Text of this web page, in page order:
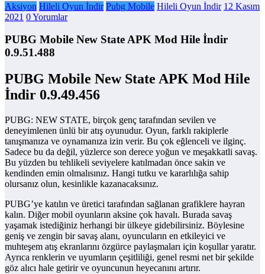
Aksiyon Hileli Oyun İndir Pubg Mobile Hileli Oyun İndir 12 Kasım
2021 0 Yorumlar
PUBG Mobile New State APK Mod Hile İndir
0.9.51.488
PUBG Mobile New State APK Mod Hile
İndir 0.9.49.456
PUBG: NEW STATE, birçok genç tarafından sevilen ve
deneyimlenen ünlü bir atış oyunudur. Oyun, farklı rakiplerle
tanışmanıza ve oynamanıza izin verir. Bu çok eğlenceli ve ilginç.
Sadece bu da değil, yüzlerce son derece yoğun ve meşakkatli savaş.
Bu yüzden bu tehlikeli seviyelere katılmadan önce sakin ve
kendinden emin olmalısınız. Hangi tutku ve kararlılığa sahip
olursanız olun, kesinlikle kazanacaksınız.
PUBG’ye katılın ve üretici tarafından sağlanan grafiklere hayran
kalın. Diğer mobil oyunların aksine çok havalı. Burada savaş
yaşamak istediğiniz herhangi bir ülkeye gidebilirsiniz. Böylesine
geniş ve zengin bir savaş alanı, oyuncuların en etkileyici ve
muhteşem atış ekranlarını özgürce paylaşmaları için koşullar yaratır.
Ayrıca renklerin ve uyumların çeşitliliği, genel resmi net bir şekilde
göz alıcı hale getirir ve oyuncunun heyecanını artırır.